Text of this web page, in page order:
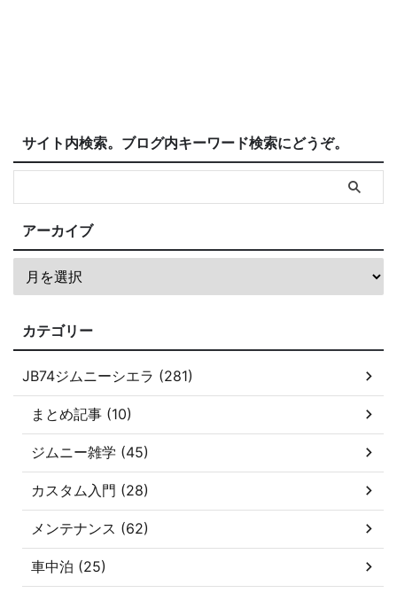
サイト内検索。ブログ内キーワード検索にどうぞ。
アーカイブ
カテゴリー
JB74ジムニーシエラ (281)
まとめ記事 (10)
ジムニー雑学 (45)
カスタム入門 (28)
メンテナンス (62)
車中泊 (25)